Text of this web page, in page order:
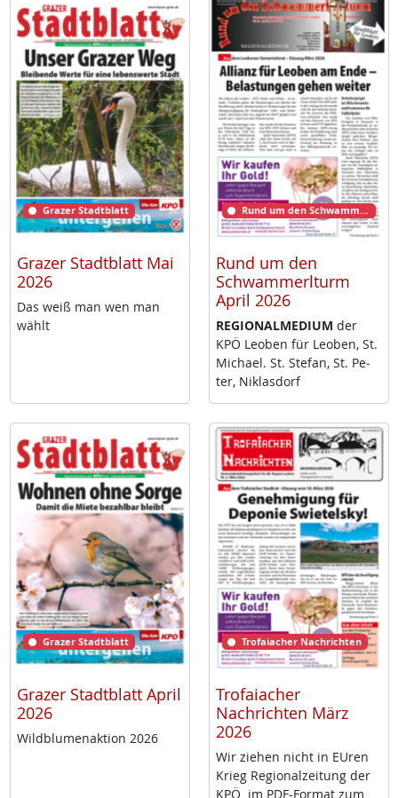
Grazer Stadtblatt
Grazer Stadtblatt Mai
2026
Das weiß man wen man
wählt
Rund um den Schwammerlturm
Rund um den
Schwammerlturm
April 2026
RE­GIO­NAL­ME­DI­UM der
KPÖ Leo­ben für Leo­ben, St.
Mi­cha­el. St. Ste­fan, St. Pe­
ter, Niklas­dorf
Grazer Stadtblatt
Grazer Stadtblatt April
2026
Wild­blu­men­ak­ti­on 2026
Trofaiacher Nachrichten
Trofaiacher
Nachrichten März
2026
Wir zie­hen nicht in EU­ren
Krieg Re­gio­nal­zei­tung der
KPÖ im PDF-For­mat zum